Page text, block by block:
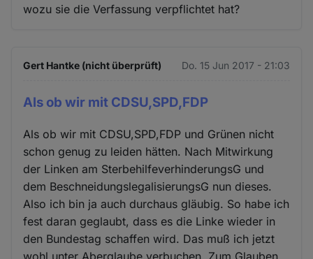
wozu sie die Verfassung verpflichtet hat?
Gert Hantke (nicht überprüft) Do. 15 Jun 2017 - 21:03
Als ob wir mit CDSU,SPD,FDP
Als ob wir mit CDSU,SPD,FDP und Grünen nicht
schon genug zu leiden hätten. Nach Mitwirkung
der Linken am SterbehilfeverhinderungsG und
dem BeschneidungslegalisierungsG nun dieses.
Also ich bin ja auch durchaus gläubig. So habe ich
fest daran geglaubt, dass es die Linke wieder in
den Bundestag schaffen wird. Das muß ich jetzt
wohl unter Aberglaube verbuchen. Zum Glauben